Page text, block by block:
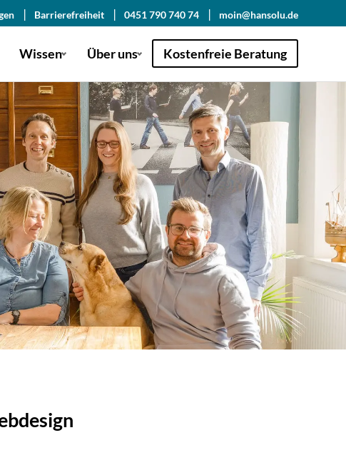
Barrierefreiheit 0451 790 740 74 moin@hansolu.de
Wissen Über uns Kostenfreie Beratung